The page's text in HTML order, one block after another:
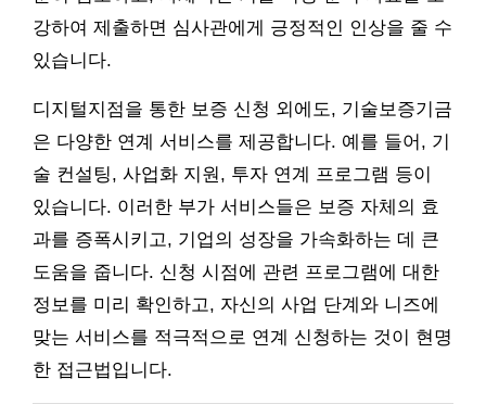
강하여 제출하면 심사관에게 긍정적인 인상을 줄 수
있습니다.
디지털지점을 통한 보증 신청 외에도, 기술보증기금
은 다양한 연계 서비스를 제공합니다. 예를 들어, 기
술 컨설팅, 사업화 지원, 투자 연계 프로그램 등이
있습니다. 이러한 부가 서비스들은 보증 자체의 효
과를 증폭시키고, 기업의 성장을 가속화하는 데 큰
도움을 줍니다. 신청 시점에 관련 프로그램에 대한
정보를 미리 확인하고, 자신의 사업 단계와 니즈에
맞는 서비스를 적극적으로 연계 신청하는 것이 현명
한 접근법입니다.